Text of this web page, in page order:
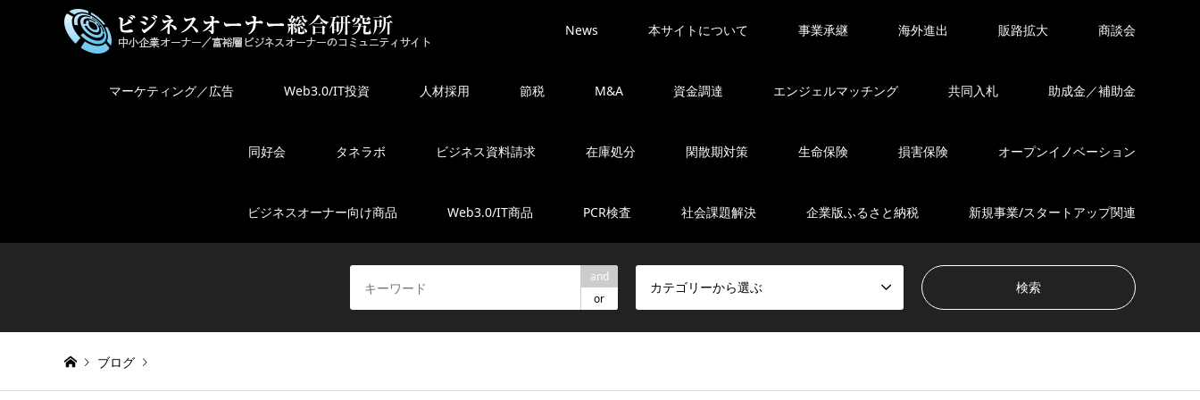
News 本サイトについて 事業承継 海外進出 販路拡大 商談会
マーケティング／広告 Web3.0/IT投資 人材採用 節税 M&A 資金調達 エンジェルマッチング 共同入札 助成金／補助金
同好会 タネラボ ビジネス資料請求 在庫処分 閑散期対策 生命保険 損害保険 オープンイノベーション
ビジネスオーナー向け商品 Web3.0/IT商品 PCR検査 社会課題解決 企業版ふるさと納税 新規事業/スタートアップ関連
and
or
カテゴリーから選ぶ
ブログ